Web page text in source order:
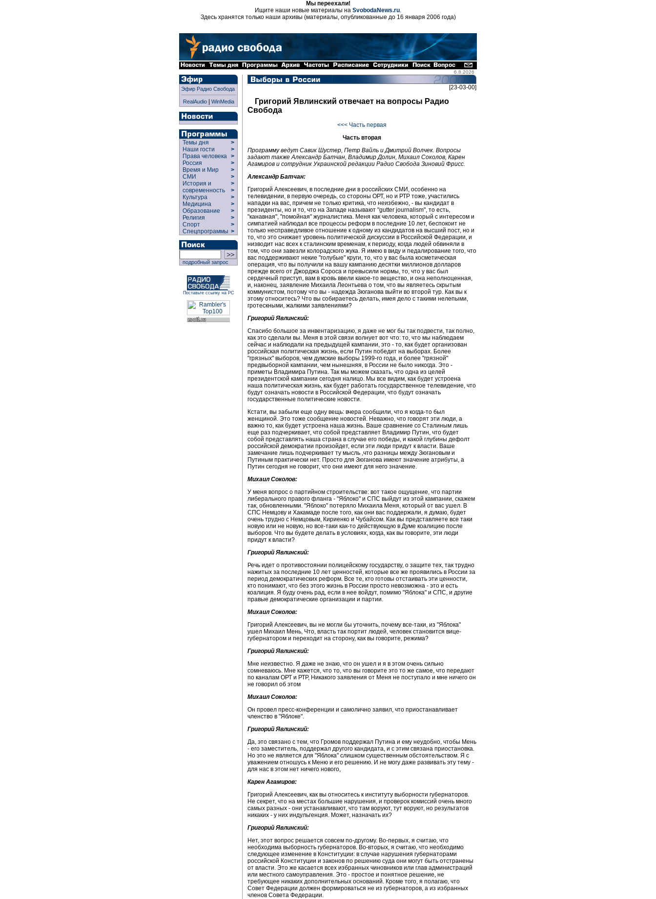
Мы переехали!
Ищите наши новые материалы на SvobodaNews.ru.
Здесь хранятся только наши архивы (материалы, опубликованные до 16 января 2006 года)
6.8.2026
Эфир Радио Свобода
RealAudio| WinMedia
Темы дня
>
Наши гости
>
Права человека >
Россия
>
Время и Мир
>
СМИ
>
История и
современность
>
>
Культура
>
Медицина
>
Образование
>
Религия
>
Спорт
>
Спецпрограммы >
подробный запрос
Поставьте ссылку на РС
[23-03-00]
Григорий Явлинский отвечает на вопросы Радио
Свобода
<<< Часть первая
Часть вторая
Программу ведут Савик Шустер, Петр Вайль и Дмитрий Волчек. Вопросы
задают также Александр Батчан, Владимир Долин, Михаил Соколов, Карен
Агамиров и сотрудник Украинской редакции Радио Свобода Зиновий Фрисс.
Александр Батчан:
Григорий Алексеевич, в последние дни в российских СМИ, особенно на
телевидении, в первую очередь, со стороны ОРТ, но и РТР тоже, участились
нападки на вас, причем не только критика, что неизбежно, - вы кандидат в
президенты, но и то, что на Западе называют "gutter journalism", то есть,
"канавная", "помойная" журналистика. Меня как человека, который с интересом и
симпатией наблюдал все процессы реформ в последние 10 лет, беспокоит не
только несправедливое отношение к одному из кандидатов на высший пост, но и
то, что это снижает уровень политической дискуссии в Российской Федерации, и
низводит нас всех к сталинским временам, к периоду, когда людей обвиняли в
том, что они завезли колорадского жука. Я имею в виду и педалирование того, что
вас поддерживают некие "голубые" круги, то, что у вас была косметическая
операция, что вы получили на вашу кампанию десятки миллионов долларов
прежде всего от Джорджа Сороса и превысили нормы, то, что у вас был
сердечный приступ, вам в кровь ввели какое-то вещество, и она неполноценная,
и, наконец, заявление Михаила Леонтьева о том, что вы являетесь скрытым
коммунистом, потому что вы - надежда Зюганова выйти во второй тур. Как вы к
этому относитесь? Что вы собираетесь делать, имея дело с такими нелепыми,
гротескными, жалкими заявлениями?
Григорий Явлинский:
Спасибо большое за инвентаризацию, я даже не мог бы так подвести, так полно,
как это сделали вы. Меня в этой связи волнует вот что: то, что мы наблюдаем
сейчас и наблюдали на предыдущей кампании, это - то, как будет организован
российская политическая жизнь, если Путин победит на выборах. Более
"грязных" выборов, чем думские выборы 1999-го года, и более "грязной"
предвыборной кампании, чем нынешняя, в России не было никогда. Это -
приметы Владимира Путина. Так мы можем сказать, что одна из целей
президентской кампании сегодня налицо. Мы все видим, как будет устроена
наша политическая жизнь, как будет работать государственное телевидение, что
будут означать новости в Российской Федерации, что будут означать
государственные политические новости.
Кстати, вы забыли еще одну вещь: вчера сообщили, что я когда-то был
женщиной. Это тоже сообщение новостей. Неважно, что говорят эти люди, а
важно то, как будет устроена наша жизнь. Ваше сравнение со Сталиным лишь
еще раз подчеркивает, что собой представляет Владимир Путин, что будет
собой представлять наша страна в случае его победы, и какой глубины дефолт
российской демократии произойдет, если эти люди придут к власти. Ваше
замечание лишь подчеркивает ту мысль ,что разницы между Зюгановым и
Путиным практически нет. Просто для Зюганова имеют значение атрибуты, а
Путин сегодня не говорит, что они имеют для него значение.
Михаил Соколов:
У меня вопрос о партийном строительстве: вот такое ощущение, что партии
либерального правого фланга - "Яблоко" и СПС выйдут из этой кампании, скажем
так, обновленными. "Яблоко" потеряло Михаила Меня, который от вас ушел. В
СПС Немцову и Хакамаде после того, как они вас поддержали, я думаю, будет
очень трудно с Немцовым, Кириенко и Чубайсом. Как вы представляете все таки
новую или не новую, но все-таки как-то действующую в Думе коалицию после
выборов. Что вы будете делать в условиях, когда, как вы говорите, эти люди
придут к власти?
Григорий Явлинский:
Речь идет о противостоянии полицейскому государству, о защите тех, так трудно
нажитых за последние 10 лет ценностей, которые все же проявились в России за
период демократических реформ. Все те, кто готовы отстаивать эти ценности,
кто понимают, что без этого жизнь в России просто невозможна - это и есть
коалиция. Я буду очень рад, если в нее войдут, помимо "Яблока" и СПС, и другие
правые демократические организации и партии.
Михаил Соколов:
Григорий Алексеевич, вы не могли бы уточнить, почему все-таки, из "Яблока"
ушел Михаил Мень, Что, власть так портит людей, человек становится вице-
губернатором и переходит на сторону, как вы говорите, режима?
Григорий Явлинский:
Мне неизвестно. Я даже не знаю, что он ушел и я в этом очень сильно
сомневаюсь. Мне кажется, что то, что вы говорите это то же самое, что передают
по каналам ОРТ и РТР, Никакого заявления от Меня не поступало и мне ничего он
не говорил об этом
Михаил Соколов:
Он провел пресс-конференции и самолично заявил, что приостанавливает
членство в "Яблоке".
Григорий Явлинский:
Да, это связано с тем, что Громов поддержал Путина и ему неудобно, чтобы Мень
- его заместитель, поддержал другого кандидата, и с этим связана приостановка.
Но это не является для "Яблока" слишком существенным обстоятельством. Я с
уважением отношусь к Меню и его решению. И не могу даже развивать эту тему -
для нас в этом нет ничего нового,
Карен Агамиров:
Григорий Алексеевич, как вы относитесь к институту выборности губернаторов.
Не секрет, что на местах большие нарушения, и проверок комиссий очень много
самых разных - они устанавливают, что там воруют, тут воруют, но результатов
никаких - у них индульгенция. Может, назначать их?
Григорий Явлинский:
Нет, этот вопрос решается совсем по-другому. Во-первых, я считаю, что
необходима выборность губернаторов. Во-вторых, я считаю, что необходимо
следующее изменение в Конституции: в случае нарушения губернаторами
российской Конституции и законов по решению суда они могут быть отстранены
от власти. Это же касается всех избранных чиновников или глав администраций
или местного самоуправления. Это - простое и понятное решение, не
требующее никаких дополнительных оснований. Кроме того, я полагаю, что
Совет Федерации должен формироваться не из губернаторов, а из избранных
членов Совета Федерации.